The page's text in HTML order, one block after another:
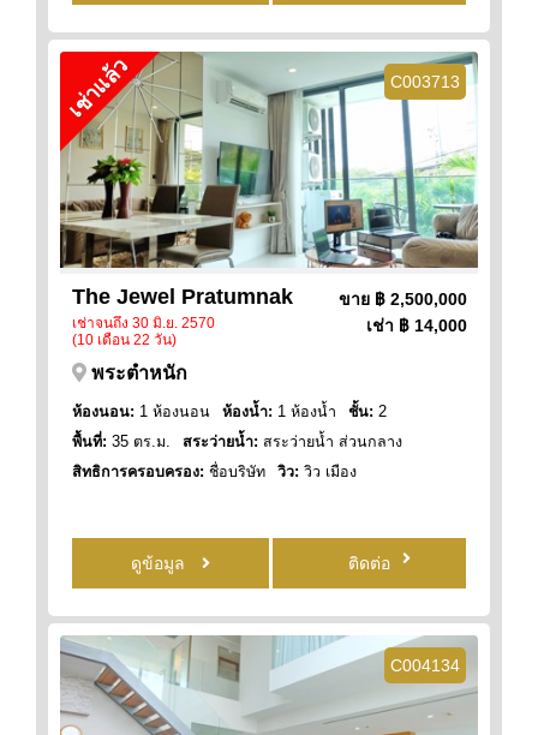
C003713
เช่าแล้ว
The Jewel Pratumnak
เช่าจนถึง 30 มิ.ย. 2570
(10 เดือน 22 วัน)
ขาย ฿ 2,500,000
เช่า ฿ 14,000
พระตำหนัก
ห้องนอน: 1 ห้องนอน ห้องน้ำ: 1 ห้องน้ำ ชั้น: 2
พื้นที่: 35 ตร.ม. สระว่ายน้ำ: สระว่ายน้ำ ส่วนกลาง
สิทธิการครอบครอง: ชื่อบริษัท วิว: วิว เมือง
ดูข้อมูล ติดต่อ
C004134